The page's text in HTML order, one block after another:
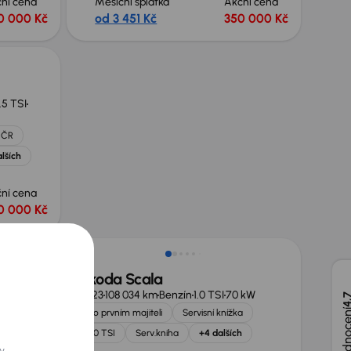
000 Kč od 3 451 Kč 350 000 Kč
TSI
cena
000 Kč
Škoda Scala
2023108 034 kmBenzín1.0 TSI70 kW
Po prvním majiteli
Servisní knížka
1.0 TSI
Serv.kniha +4 dalších